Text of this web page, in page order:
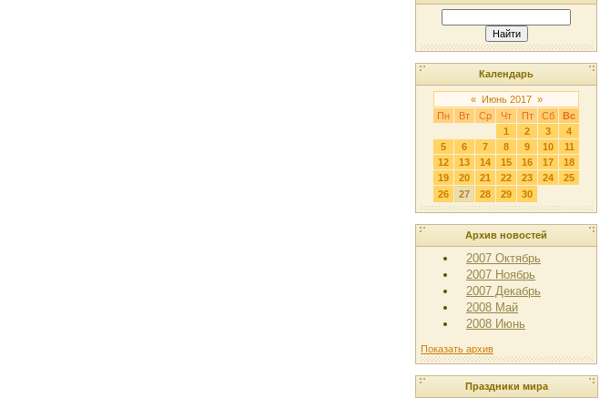
Календарь
« Июнь 2017 »
Пн
Вт Ср Чт Пт Сб
Вс
1
2 3
4
5
6 7 8 9 10
11
12
13 14 15 16 17
18
19
20 21 22 23 24
25
26
27 28 29 30
Архив новостей
2007 Октябрь
2007 Ноябрь
2007 Декабрь
2008 Май
2008 Июнь
Показать архив
Праздники мира